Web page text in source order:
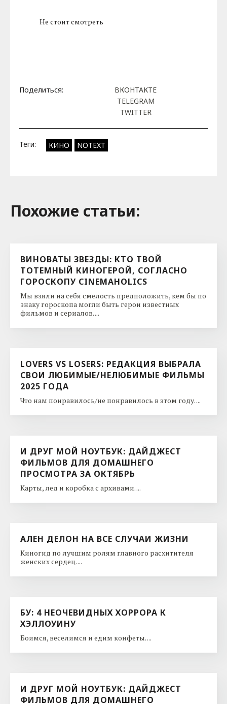
Не стоит смотреть
Поделиться:
ВКОНТАКТЕ
TELEGRAM
TWITTER
Теги: КИНО NOTEXT
Похожие cтатьи:
ВИНОВАТЫ ЗВЕЗДЫ: КТО ТВОЙ
ТОТЕМНЫЙ КИНОГЕРОЙ, СОГЛАСНО
ГОРОСКОПУ CINEMAHOLICS
Мы взяли на себя смелость предположить, кем бы по
знаку гороскопа могли быть герои известных
фильмов и сериалов. ...
LOVERS VS LOSERS: РЕДАКЦИЯ ВЫБРАЛА
СВОИ ЛЮБИМЫЕ/НЕЛЮБИМЫЕ ФИЛЬМЫ
2025 ГОДА
Что нам понравилось/не понравилось в этом году. ...
И ДРУГ МОЙ НОУТБУК: ДАЙДЖЕСТ
ФИЛЬМОВ ДЛЯ ДОМАШНЕГО
ПРОСМОТРА ЗА ОКТЯБРЬ
Карты, лед и коробка с архивами. ...
АЛЕН ДЕЛОН НА ВСЕ СЛУЧАИ ЖИЗНИ
Киногид по лучшим ролям главного расхитителя
женских сердец. ...
БУ: 4 НЕОЧЕВИДНЫХ ХОРРОРА К
ХЭЛЛОУИНУ
Боимся, веселимся и едим конфеты. ...
И ДРУГ МОЙ НОУТБУК: ДАЙДЖЕСТ
ФИЛЬМОВ ДЛЯ ДОМАШНЕГО